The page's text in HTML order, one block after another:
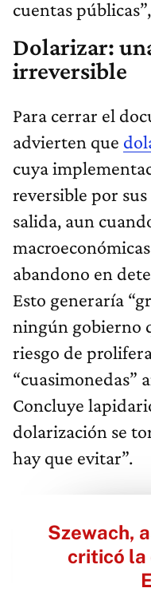
cuentas
Dolarizar:
irreversible
Para cerrar el
advierten que
cuya
reversible por
salida, aun
abandono en
Esto generaría
ningún gobierno
riesgo de
“cuasimonedas”
Concluye
dolarización se
hay que evitar”.
Szewach,
criticó la